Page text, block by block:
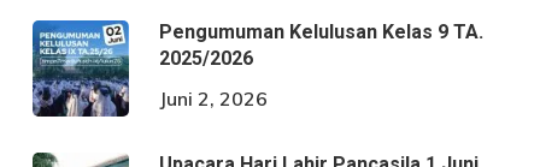
Pengumuman Kelulusan Kelas 9 TA.
2025/2026
Juni 2, 2026